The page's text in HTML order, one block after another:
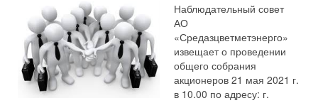
Наблюдательный совет
АО
«Средазцветметэнерго»
извещает о проведении
общего собрания
акционеров 21 мая 2021 г.
в 10.00 по адресу: г.